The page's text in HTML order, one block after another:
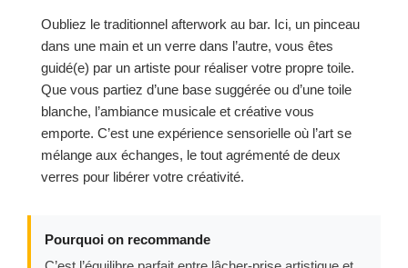
Oubliez le traditionnel afterwork au bar. Ici, un pinceau
dans une main et un verre dans l’autre, vous êtes
guidé(e) par un artiste pour réaliser votre propre toile.
Que vous partiez d’une base suggérée ou d’une toile
blanche, l’ambiance musicale et créative vous
emporte. C’est une expérience sensorielle où l’art se
mélange aux échanges, le tout agrémenté de deux
verres pour libérer votre créativité.
Pourquoi on recommande